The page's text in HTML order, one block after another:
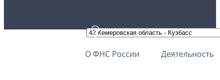
О ФНС России Деятельность